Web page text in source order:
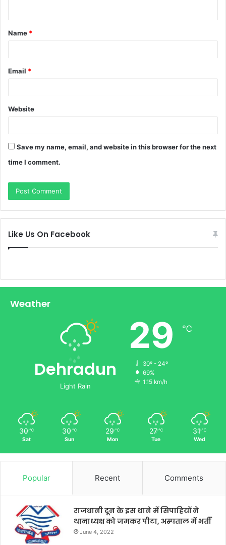
t
*
Name *
Email *
Website
Save my name, email, and website in this browser for the next
time I comment.
Like Us On Facebook
Weather
Dehradun
Light Rain
29 ℃
30º - 24º
69%
1.15 km/h
30 ℃
Sat
30 ℃
Sun
29 ℃
Mon
27 ℃
Tue
31 ℃
Wed
Popular Recent Comments
राजधानी दून के इस थाने में सिपाहियों ने
थानाध्यक्ष को जमकर पीटा, अस्पताल में भर्ती
June 4, 2022